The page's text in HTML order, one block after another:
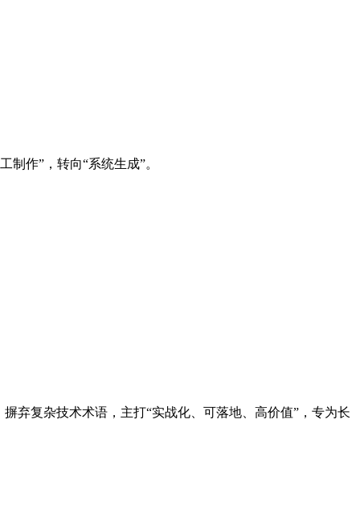
作”，转向“系统生成”。
弃复杂技术术语，主打“实战化、可落地、高价值”，专为长